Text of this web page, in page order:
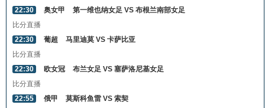
22:30
奥女甲
第一维也纳女足 VS 布根兰南部女足
比分直播
22:30
葡超
马里迪莫 VS 卡萨比亚
比分直播
22:30
欧女冠
布兰女足 VS 塞萨洛尼基女足
比分直播
22:55
俄甲
莫斯科鱼雷 VS 索契